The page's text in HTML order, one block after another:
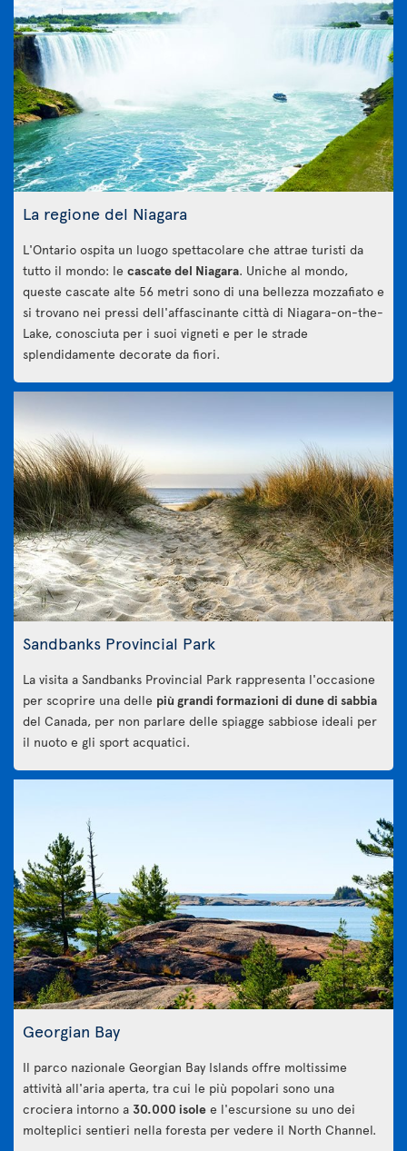
La regione del Niagara
L'Ontario ospita un luogo spettacolare che attrae turisti da
tutto il mondo: le cascate del Niagara. Uniche al mondo,
queste cascate alte 56 metri sono di una bellezza mozzafiato e
si trovano nei pressi dell'affascinante città di Niagara-on-the-
Lake, conosciuta per i suoi vigneti e per le strade
splendidamente decorate da fiori.
Sandbanks Provincial Park
La visita a Sandbanks Provincial Park rappresenta l'occasione
per scoprire una delle più grandi formazioni di dune di sabbia
del Canada, per non parlare delle spiagge sabbiose ideali per
il nuoto e gli sport acquatici.
Georgian Bay
Il parco nazionale Georgian Bay Islands offre moltissime
attività all'aria aperta, tra cui le più popolari sono una
crociera intorno a 30.000 isole e l'escursione su uno dei
molteplici sentieri nella foresta per vedere il North Channel.